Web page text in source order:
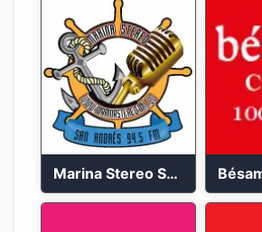
Marina Stereo San Andres 94.5 FM